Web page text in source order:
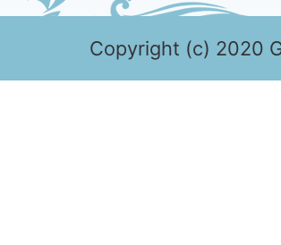
Copyright (c) 2020